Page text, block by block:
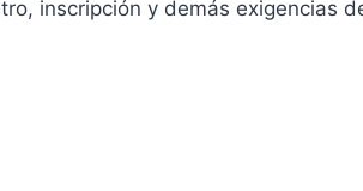
inscripción y demás exigencias